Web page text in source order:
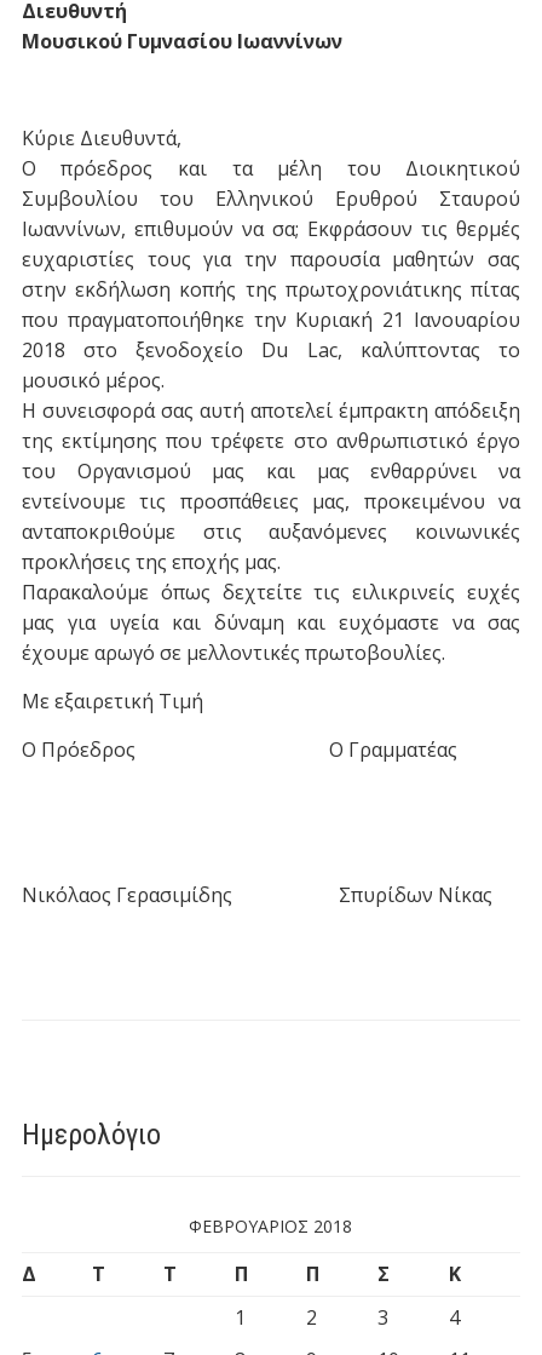
Ημερολόγιο
ΦΕΒΡΟΥΆΡΙΟΣ 2018
Δ Τ Τ Π Π Σ
Κ
1
2 3
4
Διευθυντή
Μουσικού Γυμνασίου Ιωαννίνων
Κύριε Διευθυντά,
Ο πρόεδρος και τα μέλη του Διοικητικού
Συμβουλίου του Ελληνικού Ερυθρού Σταυρού
Ιωαννίνων, επιθυμούν να σα; Εκφράσουν τις θερμές
ευχαριστίες τους για την παρουσία μαθητών σας
στην εκδήλωση κοπής της πρωτοχρονιάτικης πίτας
που πραγματοποιήθηκε την Κυριακή 21 Ιανουαρίου
2018 στο ξενοδοχείο Du Lac, καλύπτοντας το
μουσικό μέρος.
Η συνεισφορά σας αυτή αποτελεί έμπρακτη απόδειξη
της εκτίμησης που τρέφετε στο ανθρωπιστικό έργο
του Οργανισμού μας και μας ενθαρρύνει να
εντείνουμε τις προσπάθειες μας, προκειμένου να
ανταποκριθούμε στις αυξανόμενες κοινωνικές
προκλήσεις της εποχής μας.
Παρακαλούμε όπως δεχτείτε τις ειλικρινείς ευχές
μας για υγεία και δύναμη και ευχόμαστε να σας
έχουμε αρωγό σε μελλοντικές πρωτοβουλίες.
Με εξαιρετική Τιμή
Ο Πρόεδρος Ο Γραμματέας
Νικόλαος Γερασιμίδης Σπυρίδων Νίκας